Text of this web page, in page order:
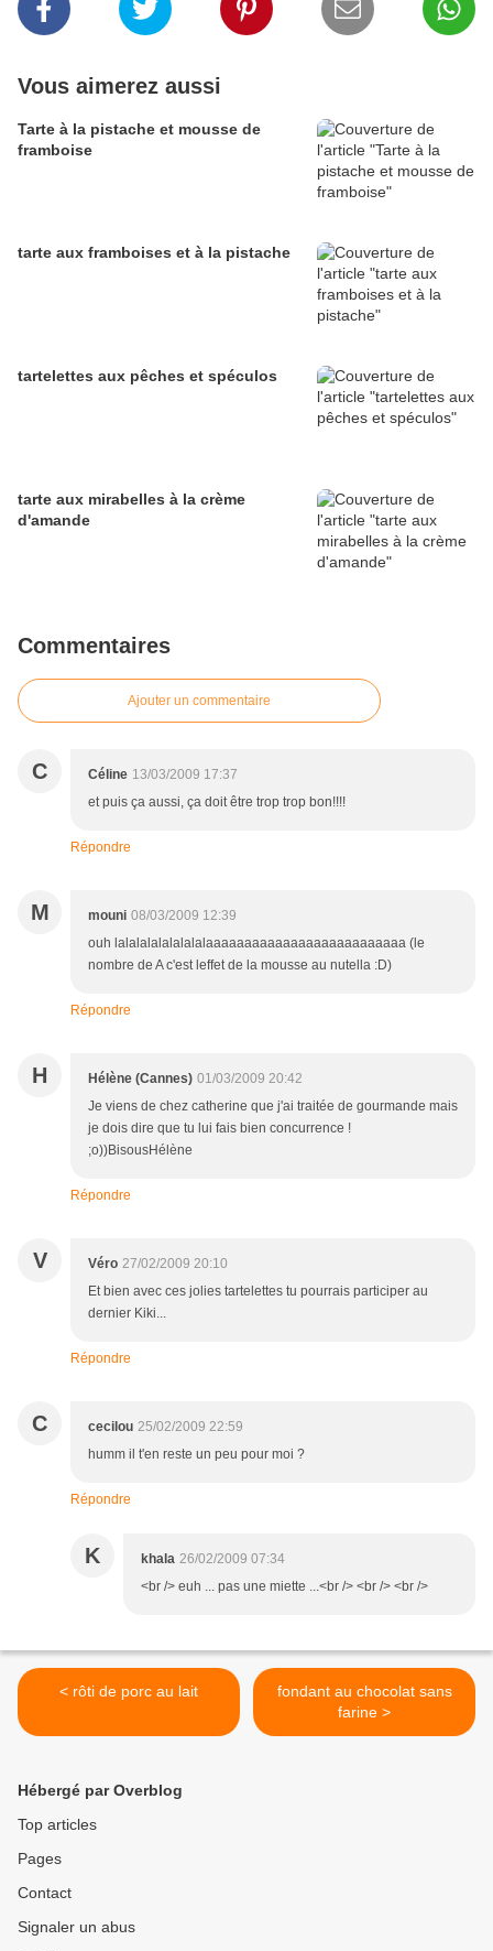
Vous aimerez aussi
Tarte à la pistache et mousse de
framboise
tarte aux framboises et à la pistache
tartelettes aux pêches et spéculos
tarte aux mirabelles à la crème
d'amande
Commentaires
Ajouter un commentaire
C Céline 13/03/2009 17:37
et puis ça aussi, ça doit être trop trop bon!!!!
Répondre
M mouni 08/03/2009 12:39
ouh lalalalalalalalalaaaaaaaaaaaaaaaaaaaaaaaaaa (le
nombre de A c'est leffet de la mousse au nutella :D)
Répondre
H Hélène (Cannes) 01/03/2009 20:42
Je viens de chez catherine que j'ai traitée de gourmande mais
je dois dire que tu lui fais bien concurrence !
;o))BisousHélène
Répondre
V Véro 27/02/2009 20:10
Et bien avec ces jolies tartelettes tu pourrais participer au
dernier Kiki...
Répondre
C cecilou 25/02/2009 22:59
humm il t'en reste un peu pour moi ?
Répondre
K khala 26/02/2009 07:34
<br /> euh ... pas une miette ...<br /> <br /> <br />
< rôti de porc au lait
fondant au chocolat sans
farine >
Hébergé par Overblog
Top articles
Pages
Contact
Signaler un abus